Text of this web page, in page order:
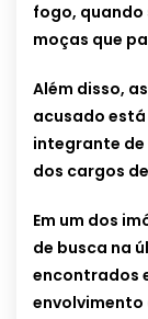
fogo, quando
moças que
Além disso,
acusado
integrante
dos cargos
Em um dos
de busca na
encontrados
envolvimento